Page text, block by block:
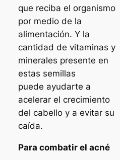
que reciba el organismo
por medio de la
alimentación. Y la
cantidad de vitaminas y
minerales presente en
estas semillas
puede ayudarte a
acelerar el crecimiento
del cabello y a evitar su
caída.
Para combatir el acné